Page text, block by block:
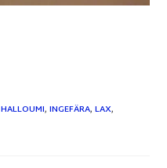
HALLOUMI, INGEFÄRA, LAX,